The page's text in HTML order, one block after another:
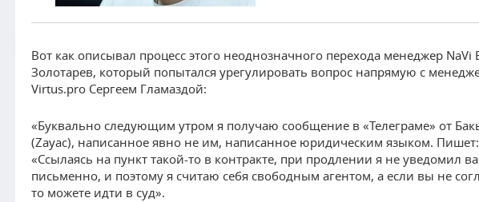
Вот как описывал процесс этого неоднозначного перехода менеджер NaVi
Золотарев, который попытался урегулировать вопрос напрямую с
Virtus.pro Сергеем Гламаздой:
«Буквально следующим утром я получаю сообщение в «Телеграме» от
(Zayac), написанное явно не им, написанное юридическим языком. Пишет:
«Ссылаясь на пункт такой-то в контракте, при продлении я не уведомил
письменно, и поэтому я считаю себя свободным агентом, а если вы не
то можете идти в суд».